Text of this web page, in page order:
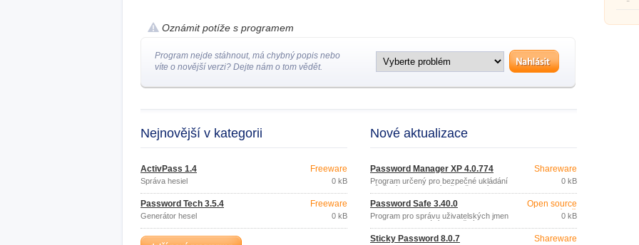
Oznámit potíže s programem
Program nejde stáhnout, má chybný popis nebo
víte o novější verzi? Dejte nám o tom vědět.
Nejnovější v kategorii
ActivPass 1.4
Správa hesiel
Freeware
0 kB
Password Tech 3.5.4
Generátor hesel
Freeware
0 kB
Nové aktualizace
Password Manager XP 4.0.774
Program určený pro bezpečné ukládání
důvěrných informací (přihlašovacích
jmen, hesel, PIN kódů, čísel kreditních
karet, apod.
Shareware
0 kB
Password Safe 3.40.0
Program pro správu uživatelských jmen
a hesel (generování bezpečných hesel,
různé způsoby třídění,…).
Open source
(gpl)
0 kB
Sticky Password 8.0.7 Shareware